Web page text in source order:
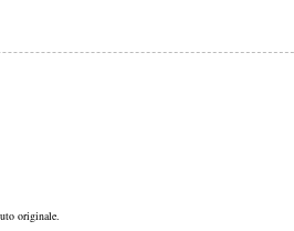
originale.